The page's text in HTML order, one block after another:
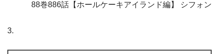
88巻886話【ホールケーキアイランド編】 シフォン
3.